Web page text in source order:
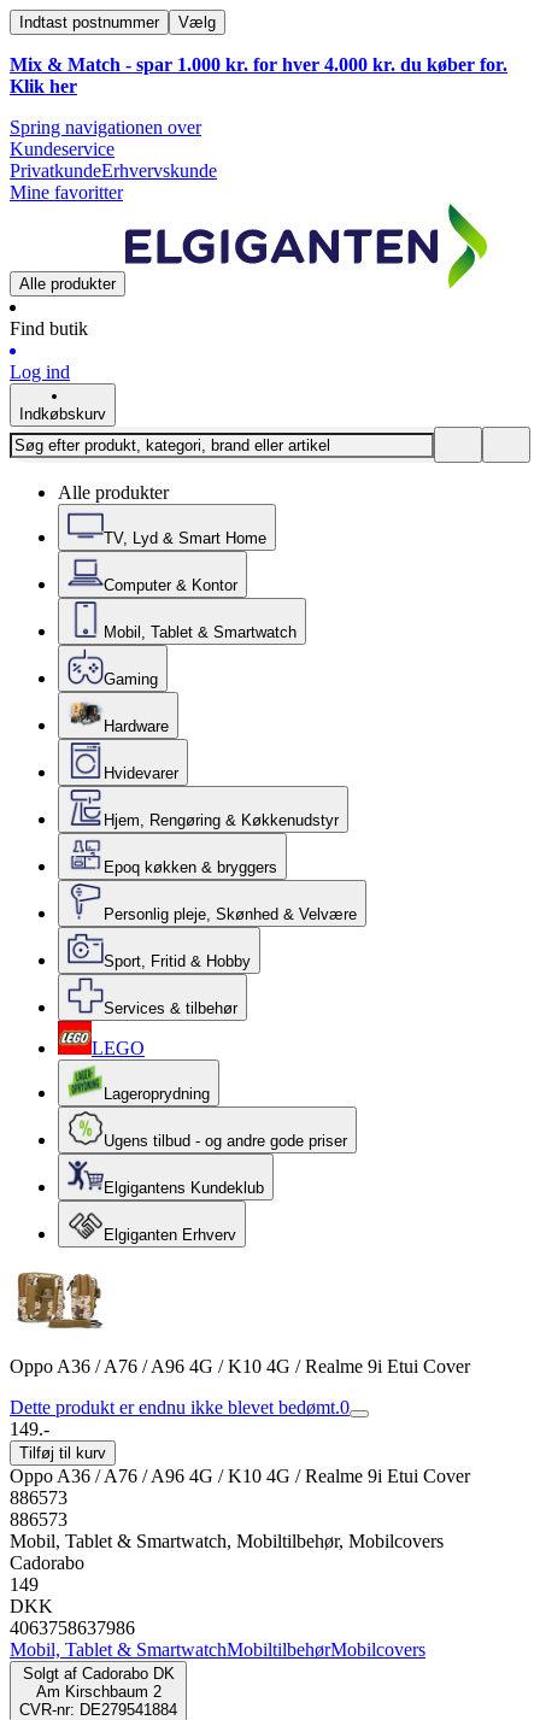
Indtast postnummer Vælg
Mix & Match - spar 1.000 kr. for hver 4.000 kr. du køber for.
Klik her
Spring navigationen over
Kundeservice
PrivatkundeErhvervskunde
Mine favoritter
Alle produkter
Find butik
Log ind
Indkøbskurv
Alle produkter
TV, Lyd & Smart Home
Computer & Kontor
Mobil, Tablet & Smartwatch
Gaming
Hardware
Hvidevarer
Hjem, Rengøring & Køkkenudstyr
Epoq køkken & bryggers
Personlig pleje, Skønhed & Velvære
Sport, Fritid & Hobby
Services & tilbehør
LEGO
Lageroprydning
Ugens tilbud - og andre gode priser
Elgigantens Kundeklub
Elgiganten Erhverv
Oppo A36 / A76 / A96 4G / K10 4G / Realme 9i Etui Cover
Dette produkt er endnu ikke blevet bedømt.0
149.-
Tilføj til kurv
Oppo A36 / A76 / A96 4G / K10 4G / Realme 9i Etui Cover
886573
886573
Mobil, Tablet & Smartwatch, Mobiltilbehør, Mobilcovers
Cadorabo
149
DKK
4063758637986
Mobil, Tablet & SmartwatchMobiltilbehørMobilcovers
Solgt af Cadorabo DK
Am Kirschbaum 2
CVR-nr: DE279541884